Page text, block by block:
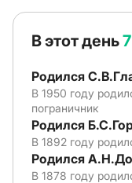
В этот день
Родился
В 1950 году
пограничник
Родился
В 1892 году
Родился
В 1878 году